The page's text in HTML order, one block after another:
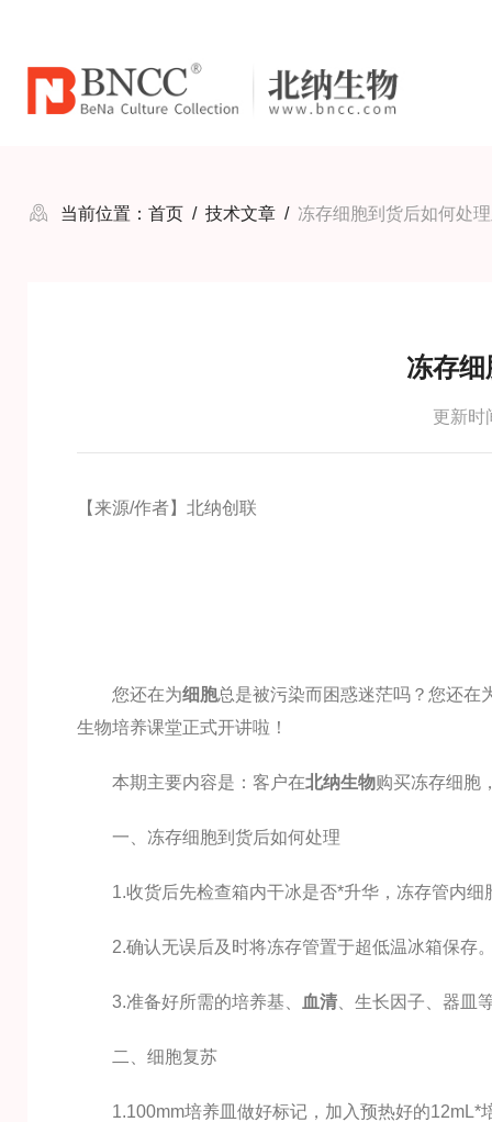
当前位置： 首页 / 技术文章 / 冻存细胞到货后如何处
冻存
更新时
【来源/作者】北纳创联
您还在为细胞总是被污染而困惑迷茫吗？您还在
生物培养课堂正式开讲啦！
本期主要内容是：客户在北纳生物购买冻存细胞
一、冻存细胞到货后如何处理
1.收货后先检查箱内干冰是否*升华，冻存管内细
2.确认无误后及时将冻存管置于超低温冰箱保存
3.准备好所需的培养基、 血清 、生长因子、器皿
二、细胞复苏
1.100mm培养皿做好标记，加入预热好的12mL*